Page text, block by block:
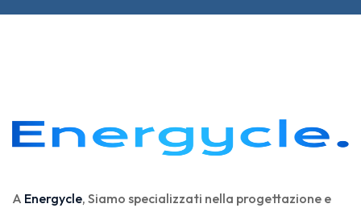
A Energycle, Siamo specializzati nella progettazione e